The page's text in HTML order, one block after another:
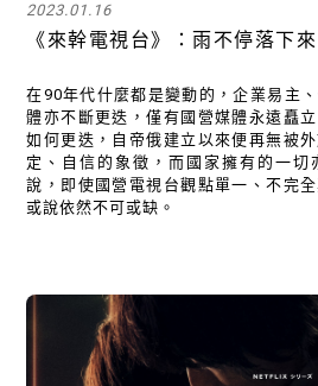
2023.01.16
《來幹電視台》：雨不停落下
在90年代什麼都是變動的，企業易主
體亦不斷更迭，僅有國營媒體永遠矗
如何更迭，自帝俄建立以來便再無被
定、自信的象徵，而國家擁有的一切
說，即使國營電視台觀點單一、不完
或說依然不可或缺。